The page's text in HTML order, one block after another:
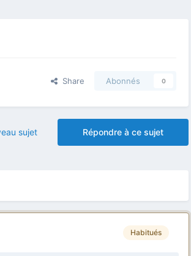
Share Abonnés 0
Répondre à ce sujet
sujet
Habitués